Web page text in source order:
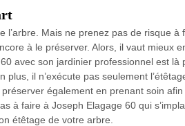
l’arbre. Mais ne prenez pas de risque à
à le préserver. Alors, il vaut mieux
avec son jardinier professionnel est là
il n’exécute pas seulement
également en prenant soin
à faire à Joseph Elagage 60 qui
étêtage de votre arbre.